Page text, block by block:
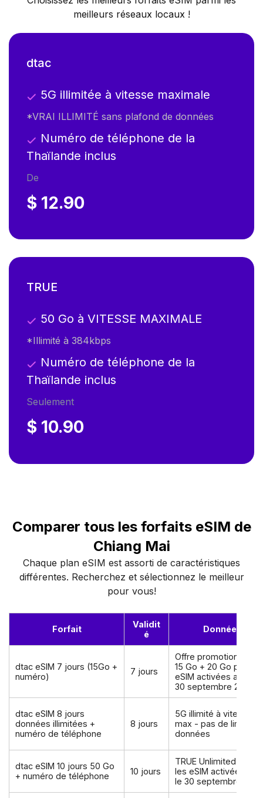
meilleurs réseaux locaux !
dtac
5G illimitée à vitesse maximale
*VRAI ILLIMITÉ sans plafond de données
Numéro de téléphone de la
Thaïlande inclus
De
$ 12.90
TRUE
50 Go à VITESSE MAXIMALE
*Illimité à 384kbps
Numéro de téléphone de la
Thaïlande inclus
Seulement
$ 10.90
Comparer tous les forfaits eSIM de
Chiang Mai
Chaque plan eSIM est assorti de caractéristiques
différentes. Recherchez et sélectionnez le meilleur
pour vous!
Forfait
Validit
é
Données
dtac eSIM 7 jours (15Go +
numéro)
7 jours
Offre promotionnelle
15 Go + 20 Go pour
eSIM activées avant
30 septembre 2026
dtac eSIM 8 jours
données illimitées +
numéro de téléphone
8 jours
5G illimité à vitesse
max - pas de limite
données
dtac eSIM 10 jours 50 Go
+ numéro de téléphone
10 jours
TRUE Unlimited pour
les eSIM activées
le 30 septembre 2026